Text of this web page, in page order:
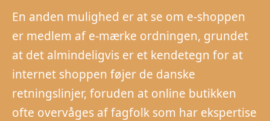
En anden mulighed er at se om e-shoppen
er medlem af e-mærke ordningen, grundet
at det almindeligvis er et kendetegn for at
internet shoppen føjer de danske
retningslinjer, foruden at online butikken
ofte overvåges af fagfolk som har ekspertise